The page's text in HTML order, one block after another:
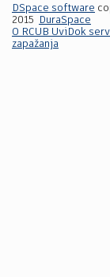
DSpace software
2015
DuraSpace
O RCUB UviDok
zapažanja